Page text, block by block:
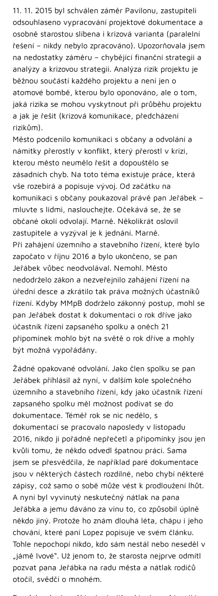
11. 11. 2015 byl schválen záměr Pavilonu, zastupiteli
odsouhlaseno vypracování projektové dokumentace a
osobně starostou slíbena i krizová varianta (paralelní
řešení – nikdy nebylo zpracováno). Upozorňovala jsem
na nedostatky záměru – chybějící finanční strategii a
analýzy a krizovou strategii. Analýza rizik projektu je
běžnou součástí každého projektu a není jen o
atomové bombě, kterou bylo oponováno, ale o tom,
jaká rizika se mohou vyskytnout při průběhu projektu
a jak je řešit (krizová komunikace, předcházení
rizikům).
Město podcenilo komunikaci s občany a odvolání a
námitky přerostly v konflikt, který přerostl v krizi,
kterou město neumělo řešit a dopouštělo se
zásadních chyb. Na toto téma existuje práce, která
vše rozebírá a popisuje vývoj. Od začátku na
komunikaci s občany poukazoval právě pan Jeřábek –
mluvte s lidmi, naslouchejte. Očekává se, že se
občané okolí odvolají. Marně. Několikrát oslovil
zastupitele a vyzýval je k jednání. Marně.
Při zahájení územního a stavebního řízení, které bylo
započato v říjnu 2016 a bylo ukončeno, se pan
Jeřábek vůbec neodvolával. Nemohl. Město
nedodrželo zákon a nezveřejnilo zahájení řízení na
úřední desce a zkrátilo tak práva možných účastníků
řízení. Kdyby MMpB dodrželo zákonný postup, mohl se
pan Jeřábek dostat k dokumentaci o rok dříve jako
účastník řízení zapsaného spolku a oněch 21
připomínek mohlo být na světě o rok dříve a mohly
být možná vypořádány.
Žádné opakované odvolání. Jako člen spolku se pan
Jeřábek přihlásil až nyní, v dalším kole společného
územního a stavebního řízení, kdy jako účastník řízení
zapsaného spolku měl možnost podívat se do
dokumentace. Téměř rok se nic nedělo, s
dokumentací se pracovalo naposledy v listopadu
2016, nikdo ji pořádně nepřečetl a připomínky jsou jen
kvůli tomu, že někdo odvedl špatnou práci. Sama
jsem se přesvědčila, že například paré dokumentace
jsou v některých částech rozdílné, nebo chybí některé
zápisy, což samo o sobě může vést k prodloužení lhůt.
A nyní byl vyvinutý neskutečný nátlak na pana
Jeřábka a jemu dáváno za vinu to, co způsobil úplně
někdo jiný. Protože ho znám dlouhá léta, chápu i jeho
chování, které paní Lopez popisuje ve svém článku.
Tohle nepochopí nikdo, kdo sám nestál nebo neseděl v
„jámě lvové“. Už jenom to, že starosta nejprve odmítl
pozvat pana Jeřábka na radu města a nátlak rodičů
otočil, svědčí o mnohém.